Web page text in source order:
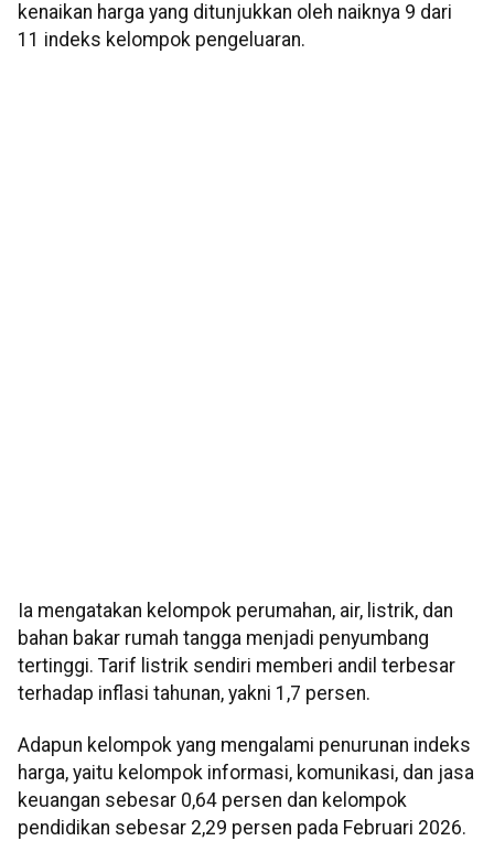
kenaikan harga yang ditunjukkan oleh naiknya 9 dari
11 indeks kelompok pengeluaran.
Ia mengatakan kelompok perumahan, air, listrik, dan
bahan bakar rumah tangga menjadi penyumbang
tertinggi. Tarif listrik sendiri memberi andil terbesar
terhadap inflasi tahunan, yakni 1,7 persen.
Adapun kelompok yang mengalami penurunan indeks
harga, yaitu kelompok informasi, komunikasi, dan jasa
keuangan sebesar 0,64 persen dan kelompok
pendidikan sebesar 2,29 persen pada Februari 2026.